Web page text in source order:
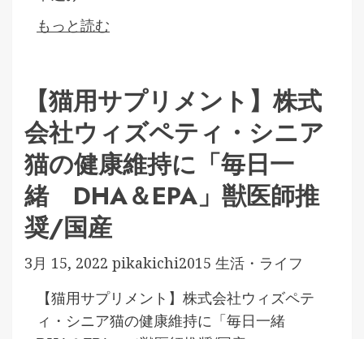
もっと読む
【猫用サプリメント】株式
会社ウィズペティ・シニア
猫の健康維持に「毎日一
緒 DHA＆EPA」獣医師推
奨/国産
3月 15, 2022 pikakichi2015 生活・ライフ
【猫用サプリメント】株式会社ウィズペテ
ィ・シニア猫の健康維持に「毎日一緒